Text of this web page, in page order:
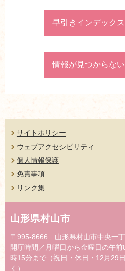
早引きインデックス
情報が見つからな
サイトポリシー
ウェブアクセシビリティ
個人情報保護
免責事項
リンク集
山形県村山市
〒995-8666 山形県村山市中央一
開庁時間／月曜日から金曜日の午
時15分まで（祝日・休日・12月29
く）